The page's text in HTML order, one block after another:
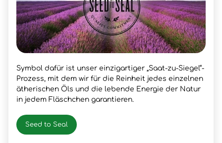
Symbol dafür ist unser einzigartiger „Saat-zu-Siegel“-
Prozess, mit dem wir für die Reinheit jedes einzelnen
ätherischen Öls und die lebende Energie der Natur
in jedem Fläschchen garantieren.
Seed to Seal